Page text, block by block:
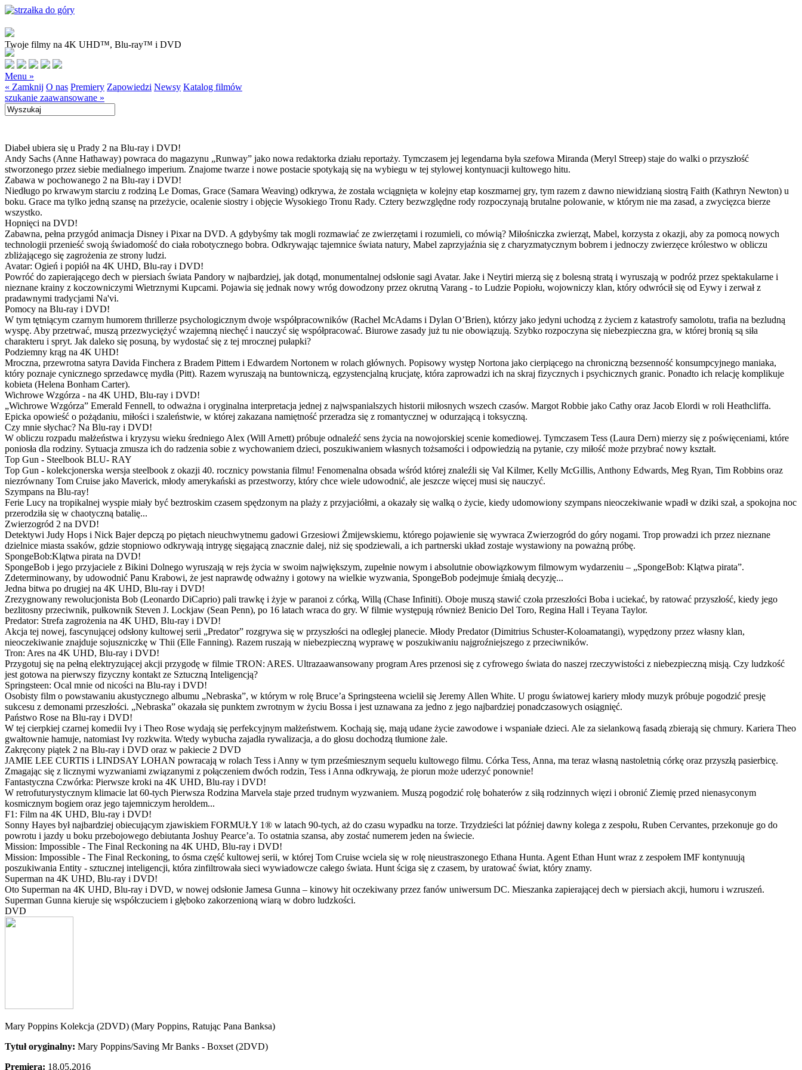
Twoje filmy na 4K UHD™, Blu-ray™ i DVD
Menu »
« Zamknij O nas Premiery Zapowiedzi Newsy Katalog filmów
szukanie zaawansowane »
Diabeł ubiera się u Prady 2 na Blu-ray i DVD!
Andy Sachs (Anne Hathaway) powraca do magazynu „Runway” jako nowa redaktorka działu reportaży. Tymczasem jej legendarna była szefowa Miranda (Meryl Streep) staje do walki o przyszłość
stworzonego przez siebie medialnego imperium. Znajome twarze i nowe postacie spotykają się na wybiegu w tej stylowej kontynuacji kultowego hitu.
Zabawa w pochowanego 2 na Blu-ray i DVD!
Niedługo po krwawym starciu z rodziną Le Domas, Grace (Samara Weaving) odkrywa, że została wciągnięta w kolejny etap koszmarnej gry, tym razem z dawno niewidzianą siostrą Faith (Kathryn Newton) u
boku. Grace ma tylko jedną szansę na przeżycie, ocalenie siostry i objęcie Wysokiego Tronu Rady. Cztery bezwzględne rody rozpoczynają brutalne polowanie, w którym nie ma zasad, a zwycięzca bierze
wszystko.
Hopnięci na DVD!
Zabawna, pełna przygód animacja Disney i Pixar na DVD. A gdybyśmy tak mogli rozmawiać ze zwierzętami i rozumieli, co mówią? Miłośniczka zwierząt, Mabel, korzysta z okazji, aby za pomocą nowych
technologii przenieść swoją świadomość do ciała robotycznego bobra. Odkrywając tajemnice świata natury, Mabel zaprzyjaźnia się z charyzmatycznym bobrem i jednoczy zwierzęce królestwo w obliczu
zbliżającego się zagrożenia ze strony ludzi.
Avatar: Ogień i popiół na 4K UHD, Blu-ray i DVD!
Powróć do zapierającego dech w piersiach świata Pandory w najbardziej, jak dotąd, monumentalnej odsłonie sagi Avatar. Jake i Neytiri mierzą się z bolesną stratą i wyruszają w podróż przez spektakularne i
nieznane krainy z koczowniczymi Wietrznymi Kupcami. Pojawia się jednak nowy wróg dowodzony przez okrutną Varang - to Ludzie Popiołu, wojowniczy klan, który odwrócił się od Eywy i zerwał z
pradawnymi tradycjami Na'vi.
Pomocy na Blu-ray i DVD!
W tym tętniącym czarnym humorem thrillerze psychologicznym dwoje współpracowników (Rachel McAdams i Dylan O’Brien), którzy jako jedyni uchodzą z życiem z katastrofy samolotu, trafia na bezludną
wyspę. Aby przetrwać, muszą przezwyciężyć wzajemną niechęć i nauczyć się współpracować. Biurowe zasady już tu nie obowiązują. Szybko rozpoczyna się niebezpieczna gra, w której bronią są siła
charakteru i spryt. Jak daleko się posuną, by wydostać się z tej mrocznej pułapki?
Podziemny krąg na 4K UHD!
Mroczna, przewrotna satyra Davida Finchera z Bradem Pittem i Edwardem Nortonem w rolach głównych. Popisowy występ Nortona jako cierpiącego na chroniczną bezsenność konsumpcyjnego maniaka,
który poznaje cynicznego sprzedawcę mydła (Pitt). Razem wyruszają na buntowniczą, egzystencjalną krucjatę, która zaprowadzi ich na skraj fizycznych i psychicznych granic. Ponadto ich relację komplikuje
kobieta (Helena Bonham Carter).
Wichrowe Wzgórza - na 4K UHD, Blu-ray i DVD!
„Wichrowe Wzgórza” Emerald Fennell, to odważna i oryginalna interpretacja jednej z najwspanialszych historii miłosnych wszech czasów. Margot Robbie jako Cathy oraz Jacob Elordi w roli Heathcliffa.
Epicka opowieść o pożądaniu, miłości i szaleństwie, w której zakazana namiętność przeradza się z romantycznej w odurzającą i toksyczną.
Czy mnie słychac? Na Blu-ray i DVD!
W obliczu rozpadu małżeństwa i kryzysu wieku średniego Alex (Will Arnett) próbuje odnaleźć sens życia na nowojorskiej scenie komediowej. Tymczasem Tess (Laura Dern) mierzy się z poświęceniami, które
poniosła dla rodziny. Sytuacja zmusza ich do radzenia sobie z wychowaniem dzieci, poszukiwaniem własnych tożsamości i odpowiedzią na pytanie, czy miłość może przybrać nowy kształt.
Top Gun - Steelbook BLU- RAY
Top Gun - kolekcjonerska wersja steelbook z okazji 40. rocznicy powstania filmu! Fenomenalna obsada wśród której znaleźli się Val Kilmer, Kelly McGillis, Anthony Edwards, Meg Ryan, Tim Robbins oraz
niezrównany Tom Cruise jako Maverick, młody amerykański as przestworzy, który chce wiele udowodnić, ale jeszcze więcej musi się nauczyć.
Szympans na Blu-ray!
Ferie Lucy na tropikalnej wyspie miały być beztroskim czasem spędzonym na plaży z przyjaciółmi, a okazały się walką o życie, kiedy udomowiony szympans nieoczekiwanie wpadł w dziki szał, a spokojna noc
przerodziła się w chaotyczną batalię...
Zwierzogród 2 na DVD!
Detektywi Judy Hops i Nick Bajer depczą po piętach nieuchwytnemu gadowi Grzesiowi Żmijewskiemu, którego pojawienie się wywraca Zwierzogród do góry nogami. Trop prowadzi ich przez nieznane
dzielnice miasta ssaków, gdzie stopniowo odkrywają intrygę sięgającą znacznie dalej, niż się spodziewali, a ich partnerski układ zostaje wystawiony na poważną próbę.
SpongeBob:Klątwa pirata na DVD!
SpongeBob i jego przyjaciele z Bikini Dolnego wyruszają w rejs życia w swoim największym, zupełnie nowym i absolutnie obowiązkowym filmowym wydarzeniu – „SpongeBob: Klątwa pirata”.
Zdeterminowany, by udowodnić Panu Krabowi, że jest naprawdę odważny i gotowy na wielkie wyzwania, SpongeBob podejmuje śmiałą decyzję...
Jedna bitwa po drugiej na 4K UHD, Blu-ray i DVD!
Zrezygnowany rewolucjonista Bob (Leonardo DiCaprio) pali trawkę i żyje w paranoi z córką, Willą (Chase Infiniti). Oboje muszą stawić czoła przeszłości Boba i uciekać, by ratować przyszłość, kiedy jego
bezlitosny przeciwnik, pułkownik Steven J. Lockjaw (Sean Penn), po 16 latach wraca do gry. W filmie występują również Benicio Del Toro, Regina Hall i Teyana Taylor.
Predator: Strefa zagrożenia na 4K UHD, Blu-ray i DVD!
Akcja tej nowej, fascynującej odsłony kultowej serii „Predator” rozgrywa się w przyszłości na odległej planecie. Młody Predator (Dimitrius Schuster-Koloamatangi), wypędzony przez własny klan,
nieoczekiwanie znajduje sojuszniczkę w Thii (Elle Fanning). Razem ruszają w niebezpieczną wyprawę w poszukiwaniu najgroźniejszego z przeciwników.
Tron: Ares na 4K UHD, Blu-ray i DVD!
Przygotuj się na pełną elektryzującej akcji przygodę w filmie TRON: ARES. Ultrazaawansowany program Ares przenosi się z cyfrowego świata do naszej rzeczywistości z niebezpieczną misją. Czy ludzkość
jest gotowa na pierwszy fizyczny kontakt ze Sztuczną Inteligencją?
Springsteen: Ocal mnie od nicości na Blu-ray i DVD!
Osobisty film o powstawaniu akustycznego albumu „Nebraska”, w którym w rolę Bruce’a Springsteena wcielił się Jeremy Allen White. U progu światowej kariery młody muzyk próbuje pogodzić presję
sukcesu z demonami przeszłości. „Nebraska” okazała się punktem zwrotnym w życiu Bossa i jest uznawana za jedno z jego najbardziej ponadczasowych osiągnięć.
Państwo Rose na Blu-ray i DVD!
W tej cierpkiej czarnej komedii Ivy i Theo Rose wydają się perfekcyjnym małżeństwem. Kochają się, mają udane życie zawodowe i wspaniałe dzieci. Ale za sielankową fasadą zbierają się chmury. Kariera Theo
gwałtownie hamuje, natomiast Ivy rozkwita. Wtedy wybucha zajadła rywalizacja, a do głosu dochodzą tłumione żale.
Zakręcony piątek 2 na Blu-ray i DVD oraz w pakiecie 2 DVD
JAMIE LEE CURTIS i LINDSAY LOHAN powracają w rolach Tess i Anny w tym prześmiesznym sequelu kultowego filmu. Córka Tess, Anna, ma teraz własną nastoletnią córkę oraz przyszłą pasierbicę.
Zmagając się z licznymi wyzwaniami związanymi z połączeniem dwóch rodzin, Tess i Anna odkrywają, że piorun może uderzyć ponownie!
Fantastyczna Czwórka: Pierwsze kroki na 4K UHD, Blu-ray i DVD!
W retrofuturystycznym klimacie lat 60-tych Pierwsza Rodzina Marvela staje przed trudnym wyzwaniem. Muszą pogodzić rolę bohaterów z siłą rodzinnych więzi i obronić Ziemię przed nienasyconym
kosmicznym bogiem oraz jego tajemniczym heroldem...
F1: Film na 4K UHD, Blu-ray i DVD!
Sonny Hayes był najbardziej obiecującym zjawiskiem FORMUŁY 1® w latach 90-tych, aż do czasu wypadku na torze. Trzydzieści lat później dawny kolega z zespołu, Ruben Cervantes, przekonuje go do
powrotu i jazdy u boku przebojowego debiutanta Joshuy Pearce’a. To ostatnia szansa, aby zostać numerem jeden na świecie.
Mission: Impossible - The Final Reckoning na 4K UHD, Blu-ray i DVD!
Mission: Impossible - The Final Reckoning, to ósma część kultowej serii, w której Tom Cruise wciela się w rolę nieustraszonego Ethana Hunta. Agent Ethan Hunt wraz z zespołem IMF kontynuują
poszukiwania Entity - sztucznej inteligencji, która zinfiltrowała sieci wywiadowcze całego świata. Hunt ściga się z czasem, by uratować świat, który znamy.
Superman na 4K UHD, Blu-ray i DVD!
Oto Superman na 4K UHD, Blu-ray i DVD, w nowej odsłonie Jamesa Gunna – kinowy hit oczekiwany przez fanów uniwersum DC. Mieszanka zapierającej dech w piersiach akcji, humoru i wzruszeń.
Superman Gunna kieruje się współczuciem i głęboko zakorzenioną wiarą w dobro ludzkości.
DVD
Mary Poppins Kolekcja (2DVD) (Mary Poppins, Ratując Pana Banksa)
Tytuł oryginalny: Mary Poppins/Saving Mr Banks - Boxset (2DVD)
Premiera: 18.05.2016